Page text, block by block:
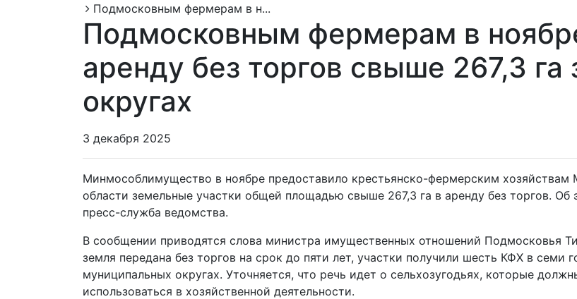
Подмосковным фермерам в н...
Подмосковным фермерам в
аренду без торгов свыше 267,3
округах
3 декабря 2025
Минмособлимущество в ноябре предоставило крестьянско-фермерским хозяйствам
области земельные участки общей площадью свыше 267,3 га в аренду без торгов. Об
пресс-служба ведомства.
В сообщении приводятся слова министра имущественных отношений Подмосковья
земля передана без торгов на срок до пяти лет, участки получили шесть КФХ в семи
муниципальных округах. Уточняется, что речь идет о сельхозугодьях, которые
использоваться в хозяйственной деятельности.